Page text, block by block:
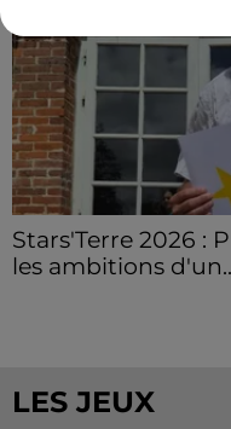
Stars'Terre 2026 :
les ambitions
LES JEUX